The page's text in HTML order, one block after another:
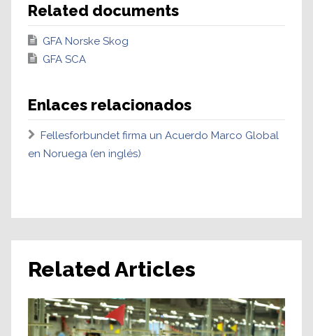
Related documents
GFA Norske Skog
GFA SCA
Enlaces relacionados
Fellesforbundet firma un Acuerdo Marco Global
en Noruega (en inglés)
Related Articles